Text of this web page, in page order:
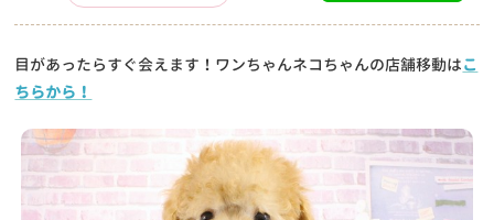
目があったらすぐ会えます！ワンちゃんネコちゃんの店舗移動はこ
ちらから！